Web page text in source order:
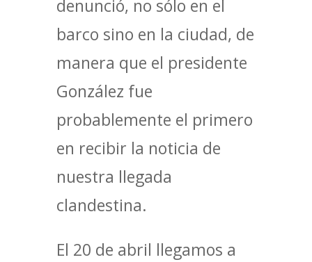
denunció, no sólo en el
barco sino en la ciudad, de
manera que el presidente
González fue
probablemente el primero
en recibir la noticia de
nuestra llegada
clandestina.
El 20 de abril llegamos a